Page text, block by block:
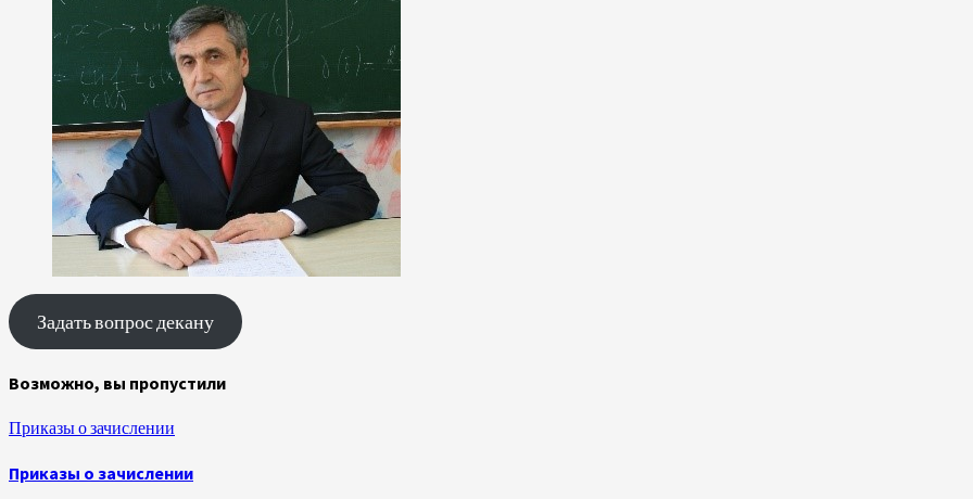
Задать вопрос декану
Возможно, вы пропустили
Приказы о зачислении
Приказы о зачислении